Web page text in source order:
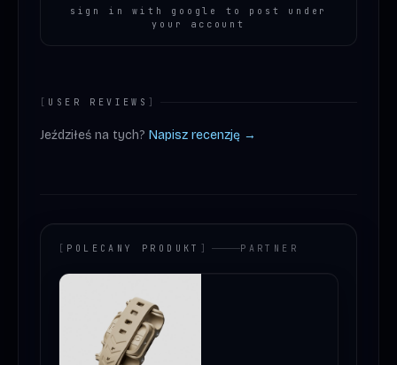
sign in with google to post under
your account
USER REVIEWS
Jeździłeś na tych? Napisz recenzję →
POLECANY PRODUKT PARTNER